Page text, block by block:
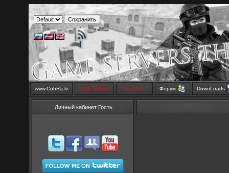
www.CobRa.lv LIVE Stream SMS SHOP Форум DownLoads
Личный кабинет Гость